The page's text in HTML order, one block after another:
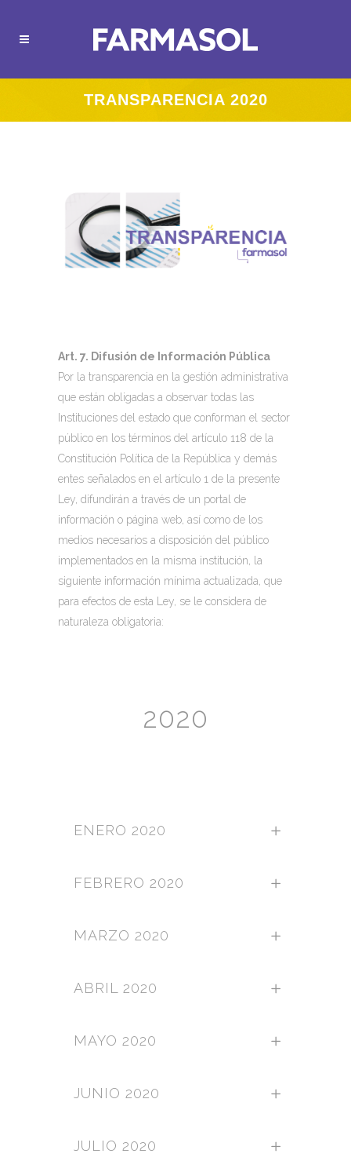
TRANSPARENCIA 2020
Art. 7. Difusión de Información Pública
Por la transparencia en la gestión administrativa
que están obligadas a observar todas las
Instituciones del estado que conforman el sector
público en los términos del artículo 118 de la
Constitución Política de la República y demás
entes señalados en el artículo 1 de la presente
Ley, difundirán a través de un portal de
información o página web, así como de los
medios necesarios a disposición del público
implementados en la misma institución, la
siguiente información mínima actualizada, que
para efectos de esta Ley, se le considera de
naturaleza obligatoria:
2020
ENERO 2020
FEBRERO 2020
MARZO 2020
ABRIL 2020
MAYO 2020
JUNIO 2020
JULIO 2020